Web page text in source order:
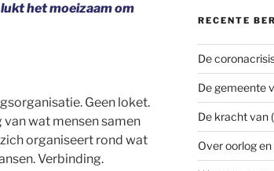
het moeizaamom
Geen loket.
wat mensen samen
organiseert rond wat
Verbinding.
RECENTE
De
De gemeente
De kracht van
Over oorlog